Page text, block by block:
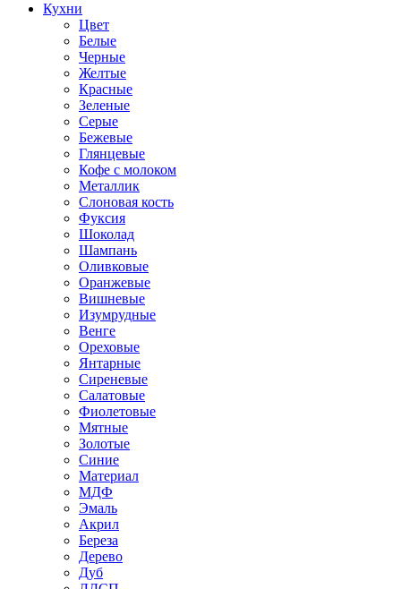
Кухни
Цвет
Белые
Черные
Желтые
Красные
Зеленые
Серые
Бежевые
Глянцевые
Кофе с молоком
Металлик
Слоновая кость
Фуксия
Шоколад
Шампань
Оливковые
Оранжевые
Вишневые
Изумрудные
Венге
Ореховые
Янтарные
Сиреневые
Салатовые
Фиолетовые
Мятные
Золотые
Синие
Материал
МДФ
Эмаль
Акрил
Береза
Дерево
Дуб